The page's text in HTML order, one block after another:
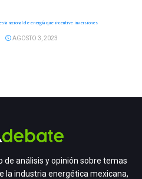
nacional de energía que incentive inversiones
AGOSTO 3, 2023
de análisis y opinión sobre temas
la industria energética mexicana,